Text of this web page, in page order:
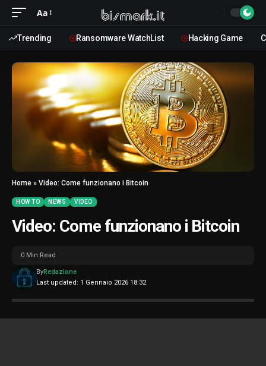
Aa
Trending Ransomware WatchList Hacking Game
Home » Video: Come funzionano i Bitcoin
HOW TO NEWS VIDEO
Video: Come funzionano i Bitcoin
Last updated: 1 Gennaio 2026 18:32
ByRedazione
0 Min Read